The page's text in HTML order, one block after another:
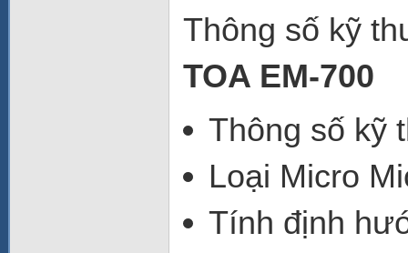
Thông số kỹ
TOA EM-700
Thông số kỹ
Loại Micro
Tính định